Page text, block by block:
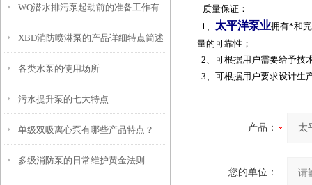
WQ潜水排污泵起动前的准备工作有
哪几方面
XBD消防喷淋泵的产品详细特点简述
各类水泵的使用场所
污水提升泵的七大特点
单级双吸离心泵有哪些产品特点？
多级消防泵的日常维护黄金法则
质量保证：
1、 太平洋泵业拥有*和
量的可靠性；
2、可根据用户需要给予技
3、可根据用户要求设计生
产品：
您的单位：